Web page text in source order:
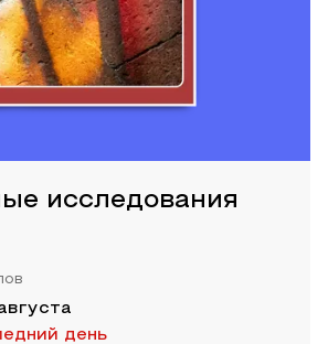
исследования
день